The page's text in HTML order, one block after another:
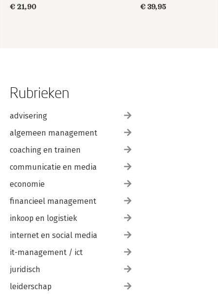
€ 21,90
€ 39,95
Rubrieken
advisering
algemeen management
coaching en trainen
communicatie en media
economie
financieel management
inkoop en logistiek
internet en social media
it-management / ict
juridisch
leiderschap